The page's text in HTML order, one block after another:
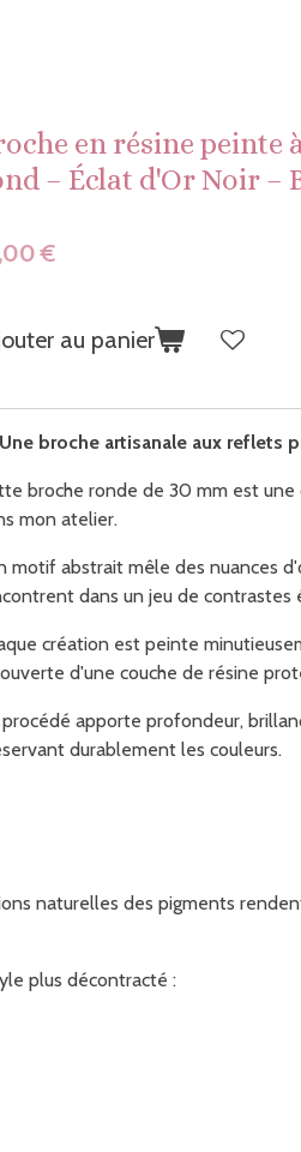
en résine peinte
– Éclat d'Or Noir –
€
au panier
Une broche artisanale aux reflets
broche ronde de 30 mm est une
mon atelier.
motif abstrait mêle des nuances
dans un jeu de
création est peinte
d'une couche de résine
procédé apporte profondeur,
durablement les couleurs.
naturelles des pigments
plus décontracté :